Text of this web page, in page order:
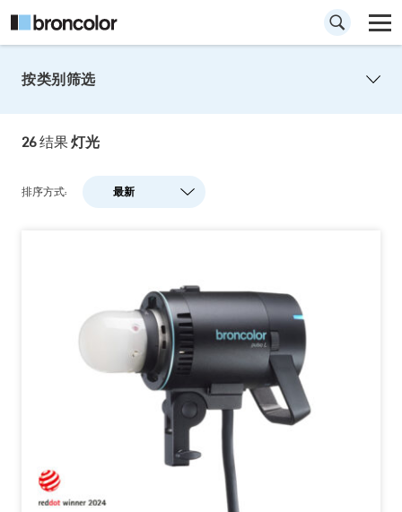
强大、坚固且持久-电源箱是要求高拍摄量的影
按类别筛选
26结果灯光
排序方式: 最新
最新
Z-A